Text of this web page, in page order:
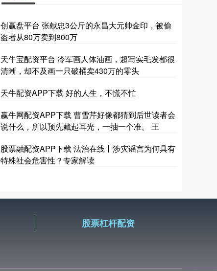
创赢盘平台 张献忠3公斤的永昌大元帅金印，被偷
盗者从80万卖到800万
天牛宝配资平台 冷军画人体油画，超写实毛发都很
清晰，却不及画一只破桶卖430万的零头
天牛配资APP下载 好的人生，不慌不忙
赢牛网配资APP下载 曹雪芹好像都猜到后世读者会
说什么，所以预先藏起耳光，一抽一个准。 王
股票融配资APP下载 法治在线丨涉灾谣言为何具有
特殊社会危害性？专家解读
股票杠杆配资